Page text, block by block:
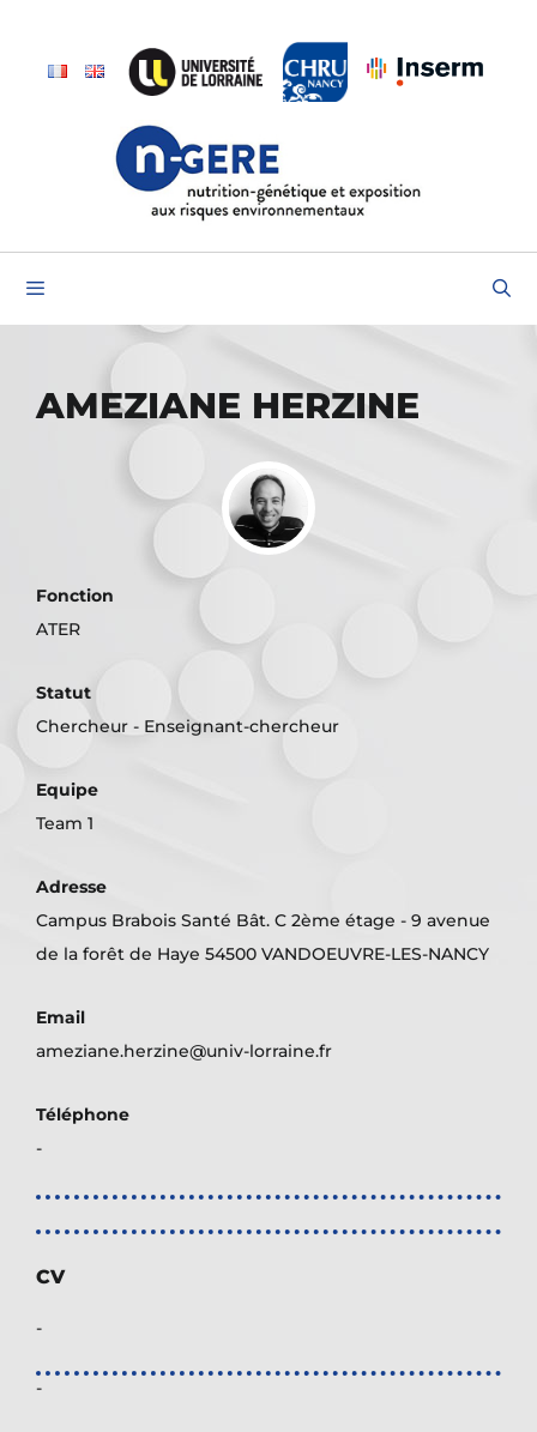
contenu
AMEZIANE HERZINE
Fonction
ATER
Statut
Chercheur - Enseignant-chercheur
Equipe
Team 1
Adresse
Campus Brabois Santé Bât. C 2ème étage - 9 avenue
de la forêt de Haye 54500 VANDOEUVRE-LES-NANCY
Email
ameziane.herzine@univ-lorraine.fr
Téléphone
-
CV
-
-